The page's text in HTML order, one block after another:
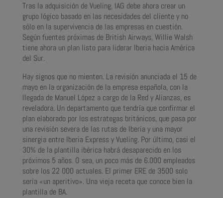
Tras la adquisición de Vueling, IAG debe ahora crear un
grupo lógico basado en las necesidades del cliente y no
sólo en la supervivencia de las empresas en cuestión.
Según fuentes próximas de British Airways, Willie Walsh
tiene ahora un plan listo para liderar Iberia hacia América
del Sur.
Hay signos que no mienten. La revisión anunciada el 15 de
mayo en la organización de la empresa española, con la
llegada de Manuel López a cargo de la Red y Alianzas, es
reveladora. Un departamento que tendría que confirmar el
plan elaborado por los estrategas británicos, que pasa por
una revisión severa de las rutas de Iberia y una mayor
sinergia entre Iberia Express y Vueling. Por último, casi el
30% de la plantilla ibérica habrá desaparecido en los
próximos 5 años. O sea, un poco más de 6.000 empleados
sobre los 22 000 actuales. El primer ERE de 3500 solo
sería «un aperitivo». Una vieja receta que conoce bien la
plantilla de BA.